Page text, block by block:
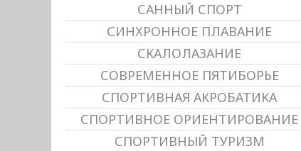
САННЫЙ СПОРТ
СИНХРОННОЕ ПЛАВАНИЕ
СКАЛОЛАЗАНИЕ
СОВРЕМЕННОЕ ПЯТИБОРЬЕ
СПОРТИВНАЯ АКРОБАТИКА
СПОРТИВНОЕ ОРИЕНТИРОВАНИЕ
СПОРТИВНЫЙ ТУРИЗМ